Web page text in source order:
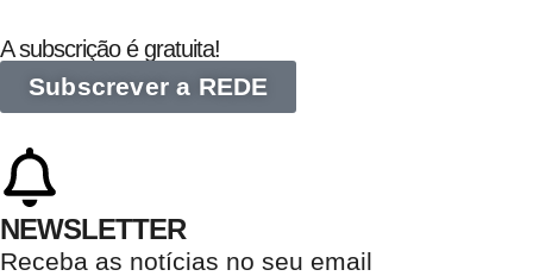
A subscrição é gratuita!
Subscrever a REDE
NEWSLETTER
Receba as notícias no seu email​